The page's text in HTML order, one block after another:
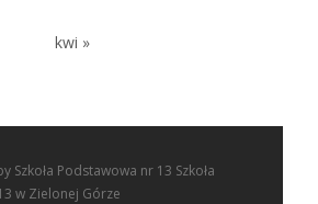
kwi »
Szkoła Podstawowa nr 13 Szkoła
w Zielonej Górze